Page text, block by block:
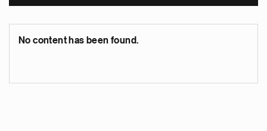
No content has been found.